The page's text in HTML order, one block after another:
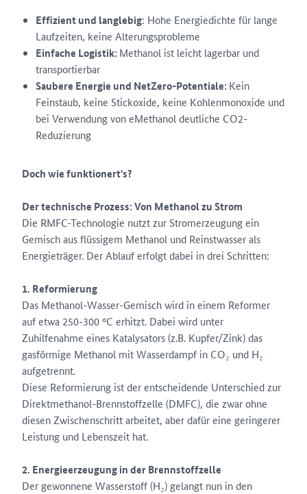
Effizient und langlebig: Hohe Energiedichte für lange
Laufzeiten, keine Alterungsprobleme
Einfache Logistik:Methanol ist leicht lagerbar und
transportierbar
Saubere Energie und NetZero-Potentiale:Kein
Feinstaub, keine Stickoxide, keine Kohlenmonoxide und
bei Verwendungvon eMethanol deutliche CO2-
Reduzierung
Doch wie funktionert's?
Der technische Prozess: Von Methanol zu Strom
Die RMFC-Technologie nutzt zur Stromerzeugung ein
Gemisch aus flüssigem Methanol und Reinstwasser als
Energieträger. Der Ablauf erfolgt dabei in drei Schritten:
1. Reformierung
Das Methanol-Wasser-Gemisch wird in einem Reformer
auf etwa 250-300 °C erhitzt. Dabei wird unter
Zuhilfenahme eines Katalysators (z.B. Kupfer/Zink) das
gasförmige Methanol mit Wasserdampf in CO₂ und H₂
aufgetrennt.
Diese Reformierung ist der entscheidende Unterschied zur
Direktmethanol-Brennstoffzelle (DMFC), die zwar ohne
diesen Zwischenschritt arbeitet, aber dafür eine geringerer
Leistung und Lebenszeit hat.
2. Energieerzeugung in der Brennstoffzelle
Der gewonnene Wasserstoff (H₂) gelangt nun in den